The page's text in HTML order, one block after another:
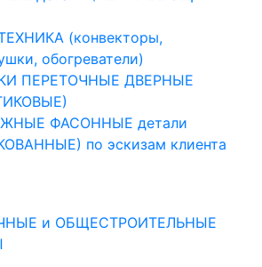
(конвекторы,
обогреватели)
ПЕРЕТОЧНЫЕ ДВЕРНЫЕ
ФАСОННЫЕ детали
по эскизам клиента
и ОБЩЕСТРОИТЕЛЬНЫЕ